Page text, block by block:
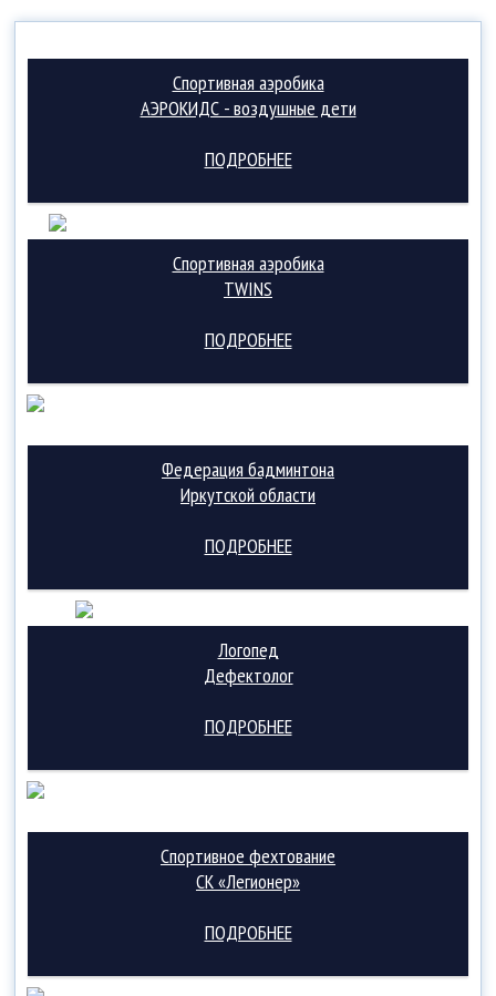
Спортивная аэробика
АЭРОКИДС - воздушные дети
ПОДРОБНЕЕ
Спортивная аэробика
TWINS
ПОДРОБНЕЕ
Федерация бадминтона
Иркутской области
ПОДРОБНЕЕ
Логопед
Дефектолог
ПОДРОБНЕЕ
Спортивное фехтование
СК «Легионер»
ПОДРОБНЕЕ